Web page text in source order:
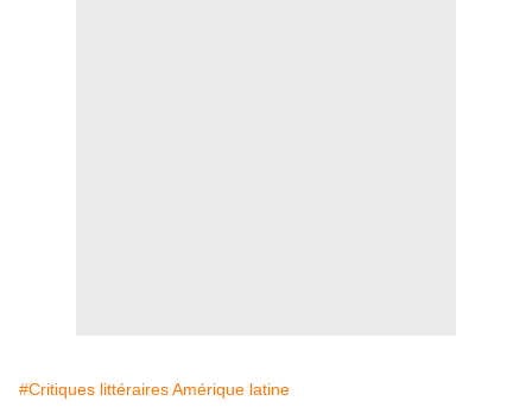
#Critiques littéraires Amérique latine